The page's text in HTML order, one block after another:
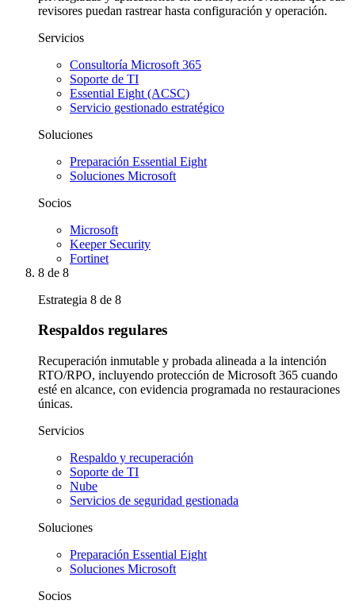
revisores puedan rastrear hasta configuración y operación.
Servicios
Consultoría Microsoft 365
Soporte de TI
Essential Eight (ACSC)
Servicio gestionado estratégico
Soluciones
Preparación Essential Eight
Soluciones Microsoft
Socios
Microsoft
Keeper Security
Fortinet
8 de 8
Estrategia 8 de 8
Respaldos regulares
Recuperación inmutable y probada alineada a la intención
RTO/RPO, incluyendo protección de Microsoft 365 cuando
esté en alcance, con evidencia programada no restauraciones
únicas.
Servicios
Respaldo y recuperación
Soporte de TI
Nube
Servicios de seguridad gestionada
Soluciones
Preparación Essential Eight
Soluciones Microsoft
Socios